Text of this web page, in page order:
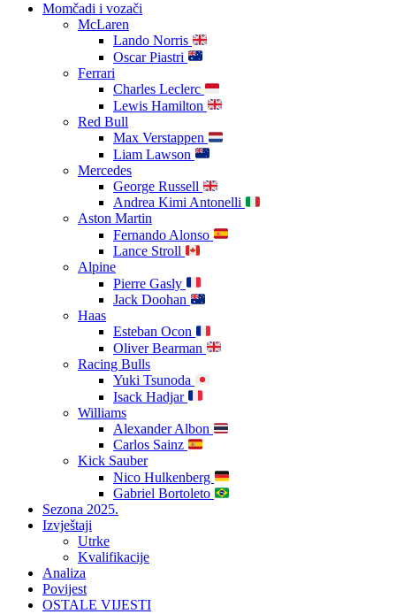
Momčadi i vozači
McLaren
Lando Norris
Oscar Piastri
Ferrari
Charles Leclerc
Lewis Hamilton
Red Bull
Max Verstappen
Liam Lawson
Mercedes
George Russell
Andrea Kimi Antonelli
Aston Martin
Fernando Alonso
Lance Stroll
Alpine
Pierre Gasly
Jack Doohan
Haas
Esteban Ocon
Oliver Bearman
Racing Bulls
Yuki Tsunoda
Isack Hadjar
Williams
Alexander Albon
Carlos Sainz
Kick Sauber
Nico Hulkenberg
Gabriel Bortoleto
Sezona 2025.
Izvještaji
Utrke
Kvalifikacije
Analiza
Povijest
OSTALE VIJESTI